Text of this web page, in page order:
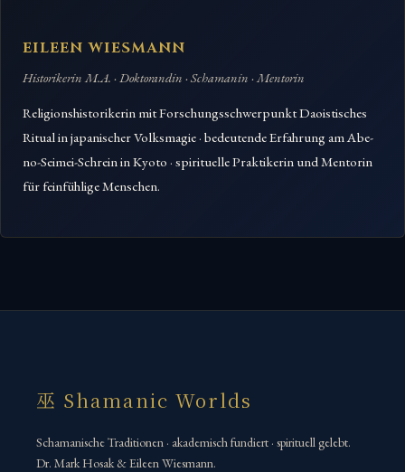
EILEEN WIESMANN
Historikerin M.A. · Doktorandin · Schamanin · Mentorin
Religionshistorikerin mit Forschungsschwerpunkt Daoistisches
Ritual in japanischer Volksmagie · bedeutende Erfahrung am Abe-
no-Seimei-Schrein in Kyoto · spirituelle Praktikerin und Mentorin
für feinfühlige Menschen.
巫 Shamanic Worlds
Schamanische Traditionen · akademisch fundiert · spirituell gelebt.
Dr. Mark Hosak & Eileen Wiesmann.